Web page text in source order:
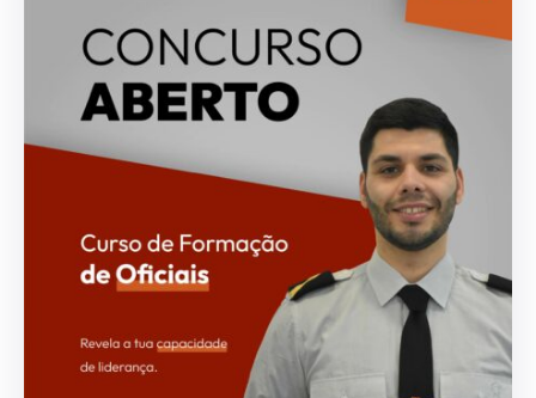
Património
Documentação
Serviços
Contactos